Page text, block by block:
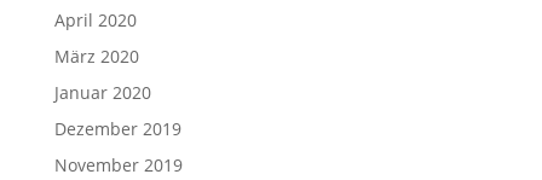
April 2020
März 2020
Januar 2020
Dezember 2019
November 2019